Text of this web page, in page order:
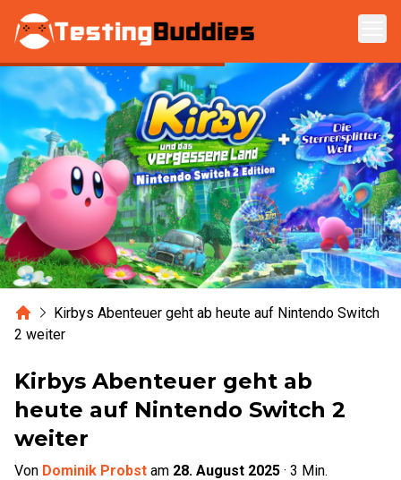
Zum Hauptinhalt springen
HomeKirbys Abenteuer geht ab heute auf Nintendo Switch
2 weiter
Kirbys Abenteuer geht ab
heute auf Nintendo Switch 2
weiter
Von Dominik Probst am 28. August 2025 · 3 Min.